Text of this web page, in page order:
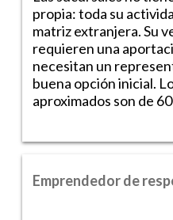
propia: toda su
matriz extranjera. Su
requieren una
necesitan un
buena opción inicial.
aproximados son de
Emprendedor de